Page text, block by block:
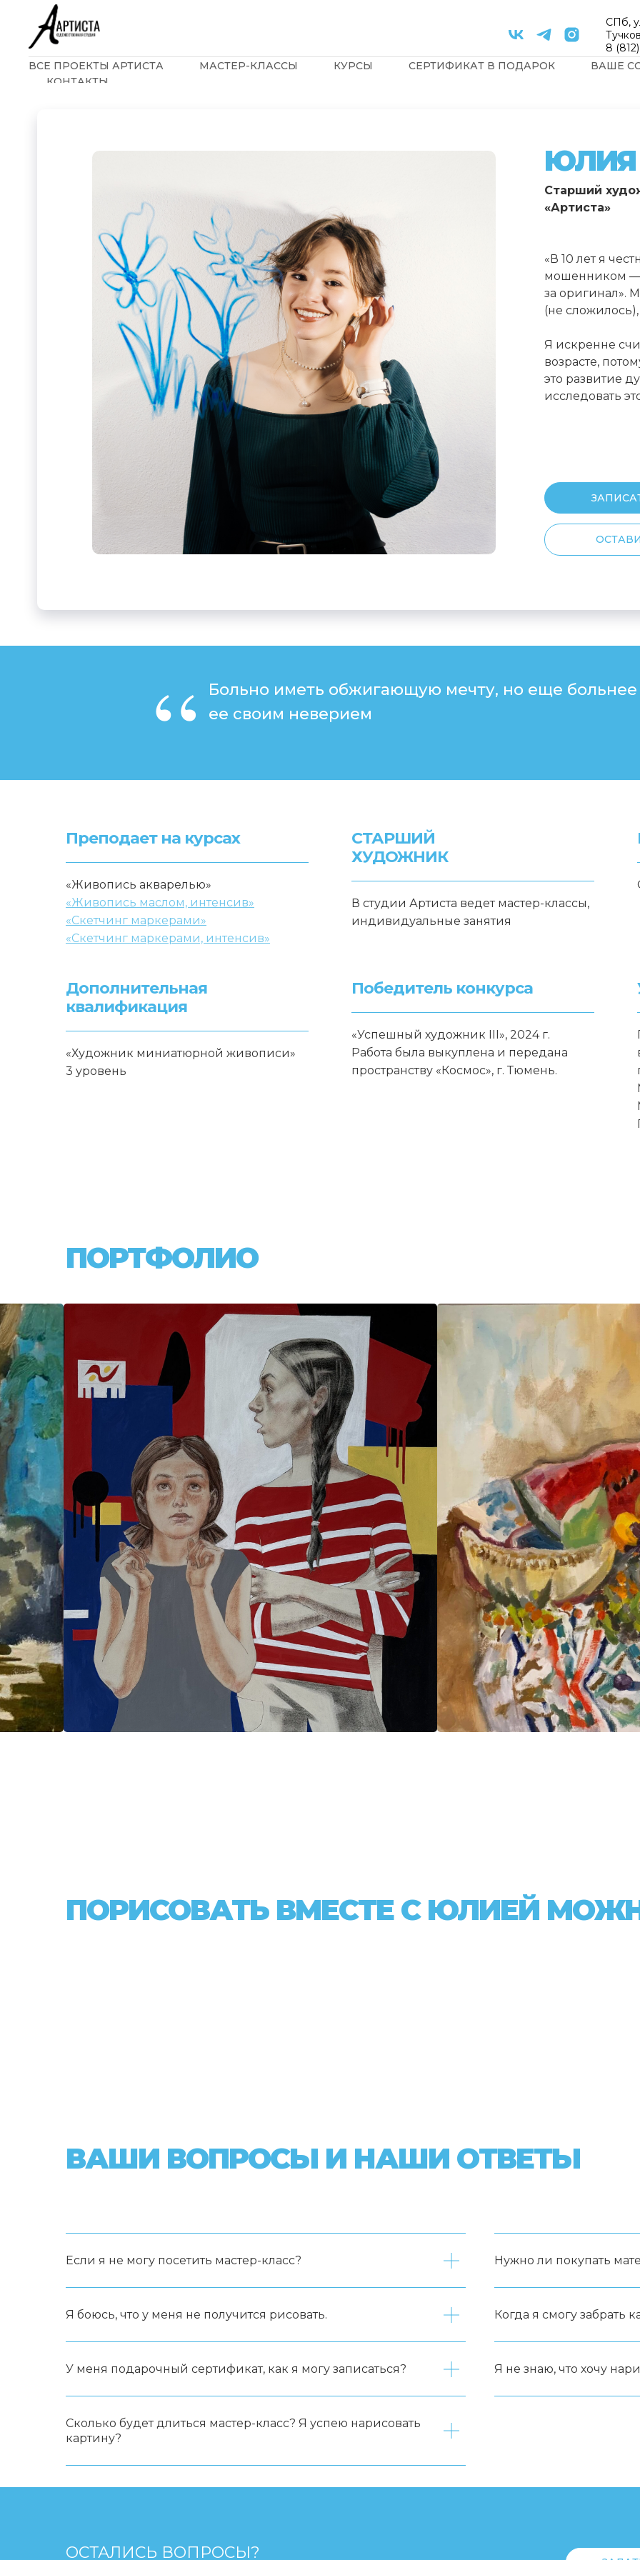
СПб,
8
ВСЕ ПРОЕКТЫ АРТИСТА
МАСТЕР-КЛАССЫ КУРСЫ СЕРТИФИКАТ В ПОДАРОК
ВАШЕ
КОНТАКТЫ
Старший
«Артиста»
«В 10 лет я
мошенником —
за оригинал».
(не
Я искренне
возрасте,
это развитие
исследовать
ЮЛИЯ
“
Больно иметь обжигающую мечту, но еще больнее
ее своим неверием
Преподает на курсах
«Живопись акварелью»
«Живопись маслом, интенсив»
«Скетчинг маркерами»
«Скетчинг маркерами, интенсив»
СТАРШИЙ
ХУДОЖНИК
В студии Артиста ведет мастер-классы,
индивидуальные занятия
Дополнительная
квалификация
«Художник миниатюрной живописи»
3 уровень
Победитель конкурса
«Успешный художник III», 2024 г.
Работа была выкуплена и передана
пространству «Космос», г. Тюмень.
ПОРТФОЛИО
ПОРИСОВАТЬ ВМЕСТЕ С ЮЛИЕЙ
ВАШИ ВОПРОСЫ И НАШИ ОТВЕТЫ
Если я не могу посетить мастер-класс?
Я боюсь, что у меня не получится рисовать.
У меня подарочный сертификат, как я могу записаться?
Сколько будет длиться мастер-класс? Я успею нарисовать
картину?
Нужно ли покупать
Когда я смогу забрать
Я не знаю, что хочу
ОСТАЛИСЬ ВОПРОСЫ?